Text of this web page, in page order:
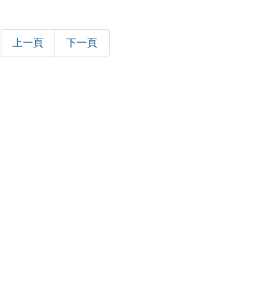
上一頁 下一頁